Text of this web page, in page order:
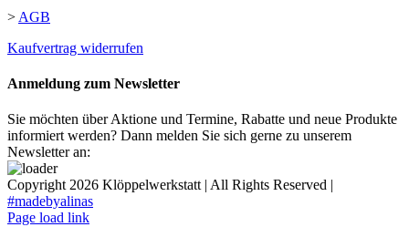
> AGB
Kaufvertrag widerrufen
Anmeldung zum Newsletter
Sie möchten über Aktione und Termine, Rabatte und neue Produkte
informiert werden? Dann melden Sie sich gerne zu unserem
Newsletter an:
Copyright 2026 Klöppelwerkstatt | All Rights Reserved |
#madebyalinas
Page load link